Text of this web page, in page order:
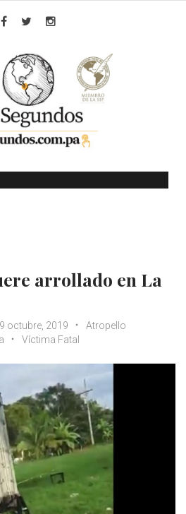
arrollado en La
octubre, 2019
Atropello
Víctima Fatal